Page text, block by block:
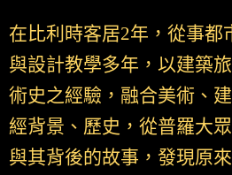
在比利時客居2年，從事都
與設計教學多年，以建築
術史之經驗，融合美術、
經背景、歷史，從普羅大
與其背後的故事，發現原